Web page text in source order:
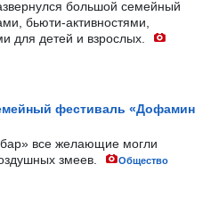
большой семейный
бьюти-активностями,
для детей и взрослых.
фестиваль «Дофамин
все желающие могли
змеев.
Общество